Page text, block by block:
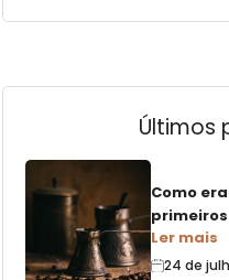
Últimos
Como
Ler mais
24 de